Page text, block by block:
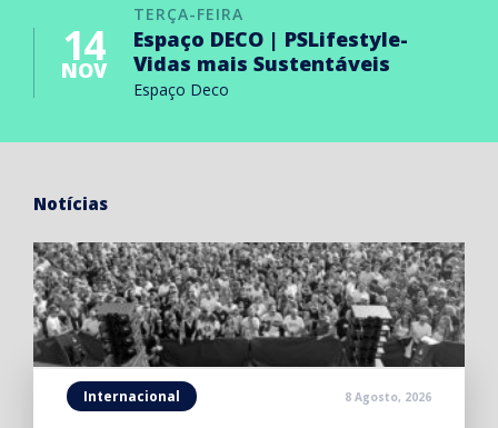
TERÇA-FEIRA
14
NOV
Espaço DECO | PSLifestyle-
Vidas mais Sustentáveis
Espaço Deco
Notícias
Internacional 8 Agosto, 2026